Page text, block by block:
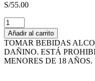
S/55.00
WINE
IN
THE
VAGINE
cantidad
Añadir al carrito
TOMAR BEBIDAS
DAÑINO. ESTÁ
MENORES DE 18 AÑOS.